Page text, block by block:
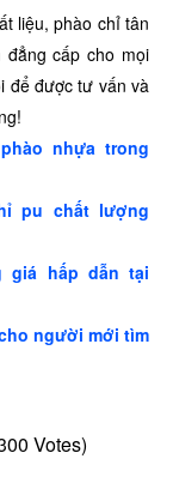
liệu, phào chỉ tân
cấp cho mọi
để được tư vấn và
nhựa trong
pu chất lượng
giá hấp dẫn tại
người mới tìm
Votes)